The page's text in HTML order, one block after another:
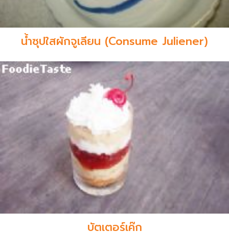
น้ำซุปใสผักจูเลียน (Consume Juliener)
บัตเตอร์เค๊ก